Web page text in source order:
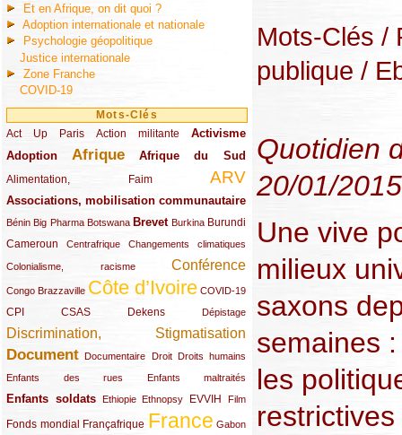
Et en Afrique, on dit quoi ?
Adoption internationale et nationale
Psychologie géopolitique
Justice internationale
Zone Franche
COVID-19
Mots-Clés
Act Up Paris
(49/289) Action militante
(32/289) Activisme
(73/289)
Adoption
(82/289) Afrique
(161/289) Afrique du Sud
(73/289)
Alimentation, Faim
(48/289) ARV
(203/289)
Associations, mobilisation communautaire
(65/289)
Bénin
(13/289)Big Pharma
(16/289) Botswana
(9/289) Brevet
(83/289) Burkina
(18/289) Burundi
(30/289)
Cameroun
(47/289) Centrafrique
(23/289) Changements climatiques
(10/289)
Colonialisme, racisme
(19/289) Conférence
(118/289)
Congo Brazzaville
(24/289) Côte d’Ivoire
(263/289) COVID-19
(13/289)
CPI
(48/289) CSAS
(32/289) Dekens
(29/289) Dépistage
(19/289)
Discrimination, Stigmatisation
(131/289)
Document
(145/289) Documentaire
(9/289) Droit
(20/289) Droits humains
(22/289)
Enfants des rues
(21/289) Enfants maltraités
(10/289)
Enfants soldats
(68/289) Ethiopie
(12/289) Ethnopsy
(15/289) EVVIH
(55/289) Film
(22/289)
Fonds mondial
(48/289) Françafrique
(39/289) France
(289/289) Gabon
(12/289)
Mots-Clés /
publique /
Quotidien
20/01/
Une vive
milieux
saxons
semaines
les